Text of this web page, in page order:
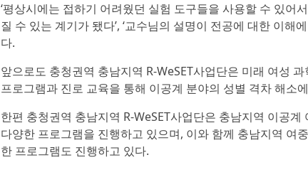
‘평상시에는 접하기 어려웠던 실험 도구들을 사용할 수 있어
질 수 있는 계기가 됐다’, ‘교수님의 설명이 전공에 대한 이해
다.
앞으로도 충청권역 충남지역 R-WeSET사업단은 미래 여성
프로그램과 진로 교육을 통해 이공계 분야의 성별 격차 해소
한편 충청권역 충남지역 R-WeSET사업단은 충남지역 이공
다양한 프로그램을 진행하고 있으며, 이와 함께 충남지역 여
한 프로그램도 진행하고 있다.